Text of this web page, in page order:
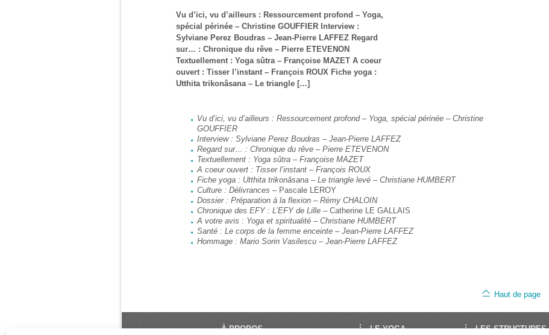
Vu d’ici, vu d’ailleurs : Ressourcement profond – Yoga,
spécial périnée – Christine GOUFFIER Interview :
Sylviane Perez Boudras – Jean-Pierre LAFFEZ Regard
sur… : Chronique du rêve – Pierre ETEVENON
Textuellement : Yoga sûtra – Françoise MAZET A coeur
ouvert : Tisser l’instant – François ROUX Fiche yoga :
Utthita trikonâsana – Le triangle […]
Vu d’ici, vu d’ailleurs : Ressourcement profond – Yoga, spécial périnée – Christine
GOUFFIER
Interview : Sylviane Perez Boudras – Jean-Pierre LAFFEZ
Regard sur… : Chronique du rêve – Pierre ETEVENON
Textuellement : Yoga sûtra – Françoise MAZET
A coeur ouvert : Tisser l’instant – François ROUX
Fiche yoga : Utthita trikonâsana – Le triangle levé – Christiane HUMBERT
Culture : Délivrances – Pascale LEROY
Dossier : Préparation à la flexion –Rémy CHALOIN
Chronique des EFY : L’EFY de Lille – Catherine LE GALLAIS
A votre avis : Yoga et spiritualité – Christiane HUMBERT
Santé : Le corps de la femme enceinte – Jean-Pierre LAFFEZ
Hommage : Mario Sorin Vasilescu – Jean-Pierre LAFFEZ
Haut de page
À PROPOS LE YOGA LES STRUCTURES